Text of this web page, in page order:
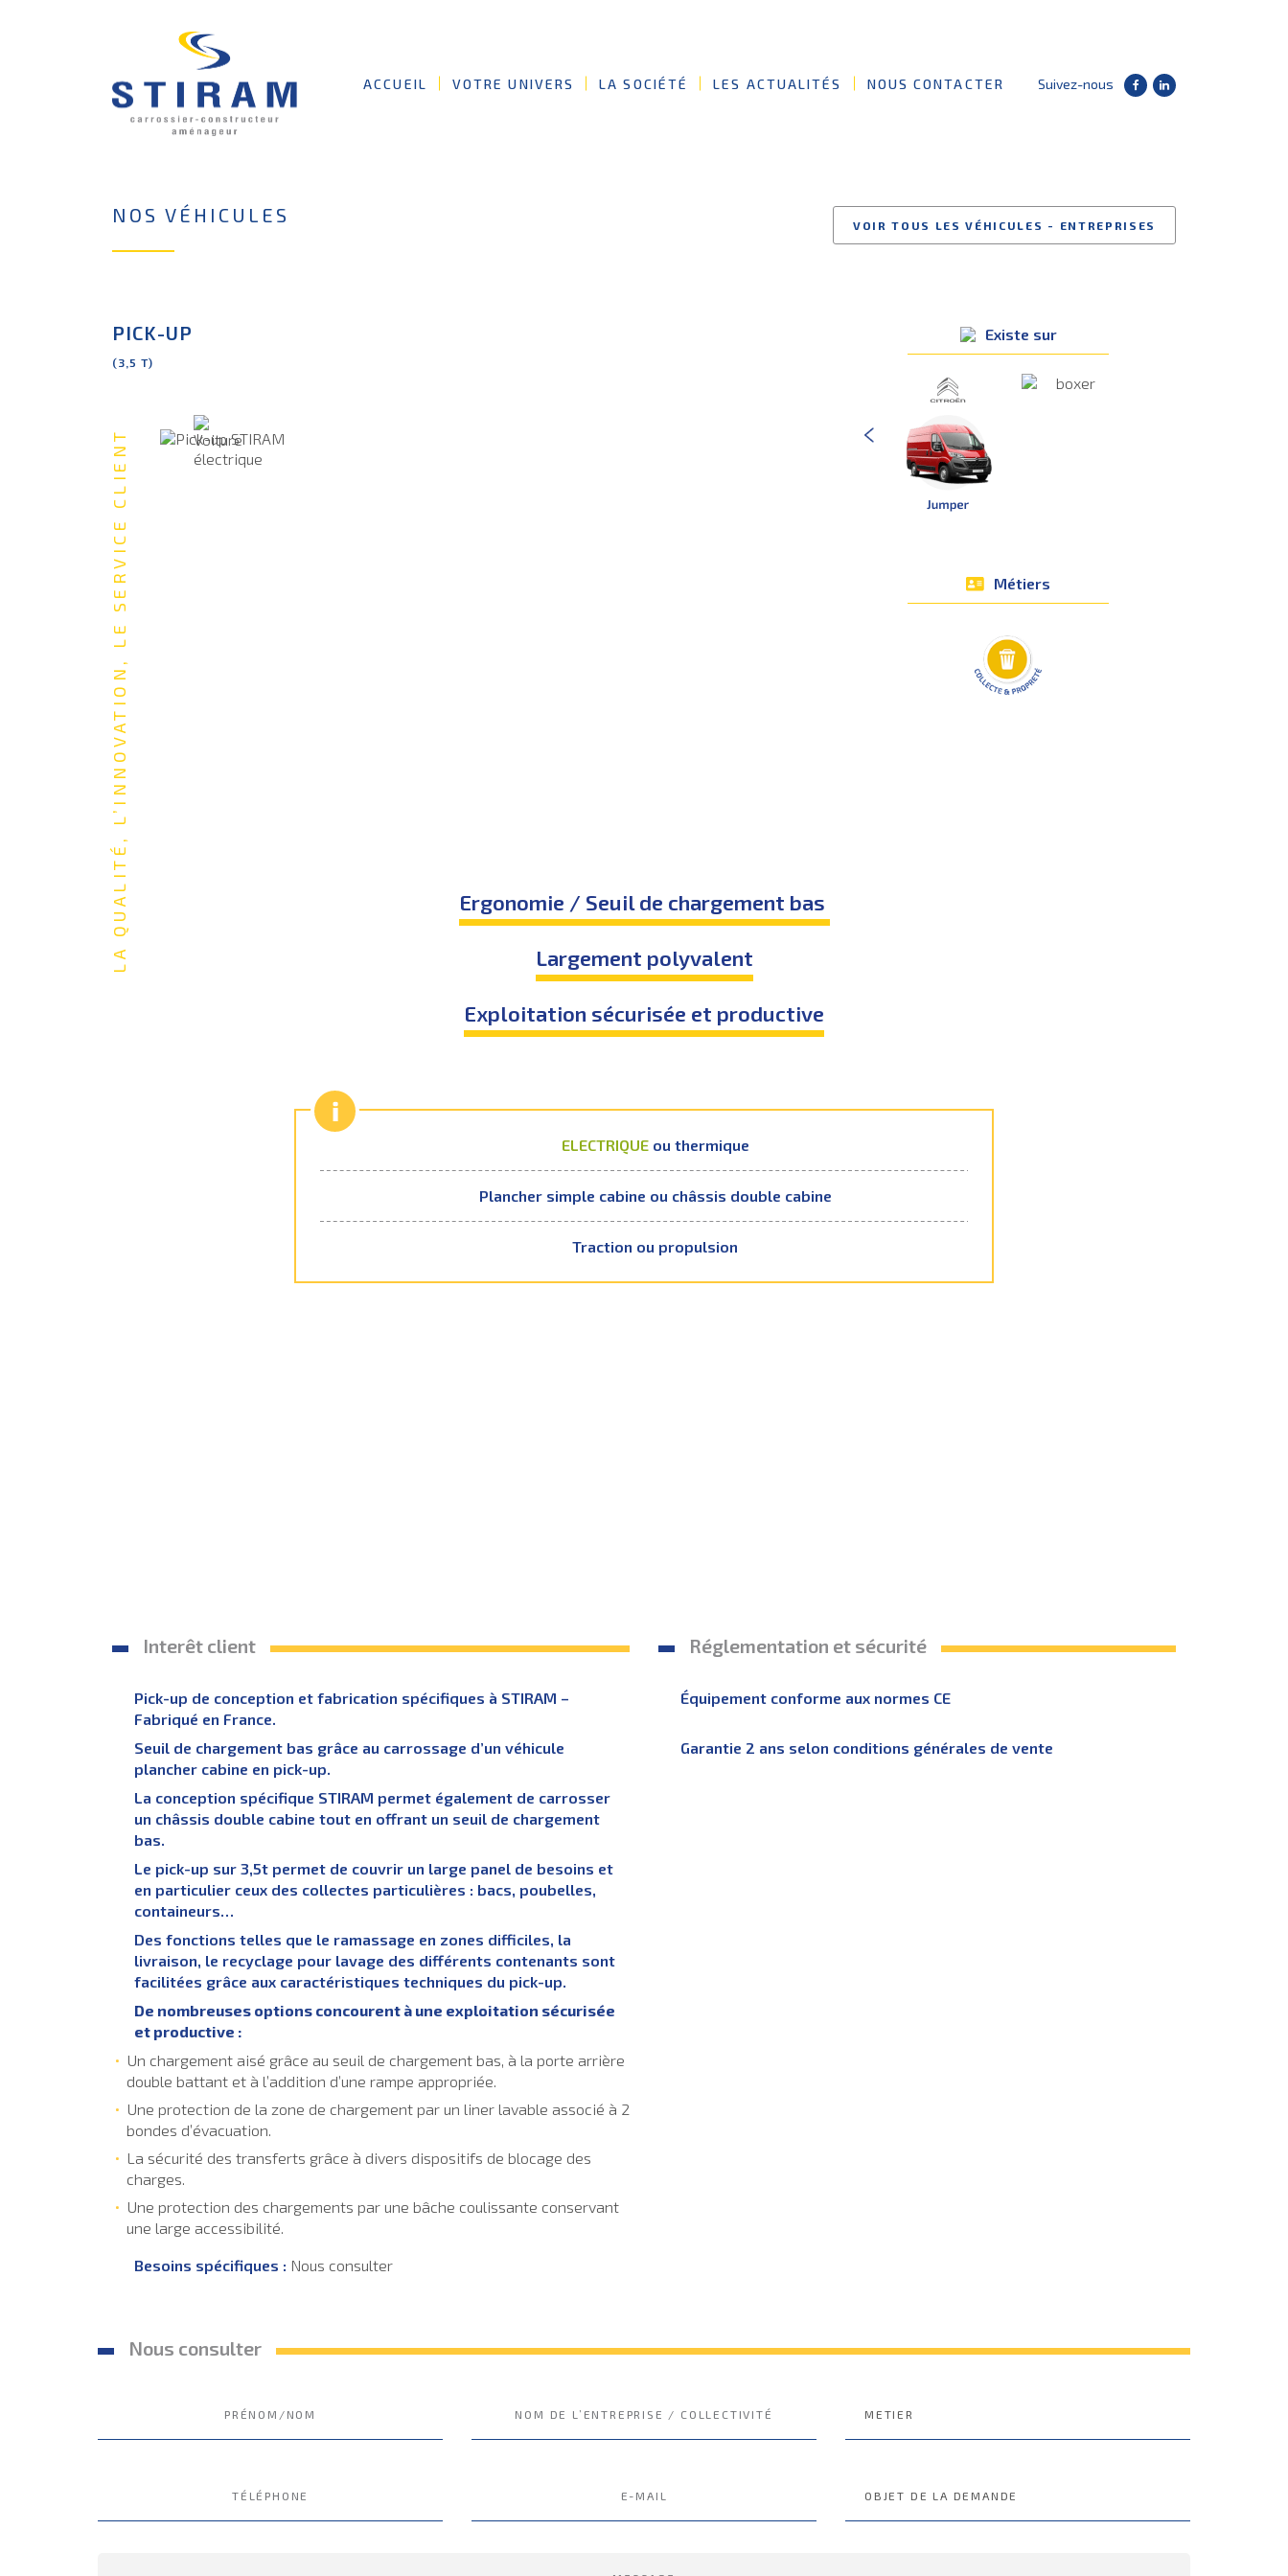
ACCUEIL VOTRE UNIVERS LA SOCIÉTÉ LES ACTUALITÉS NOUS CONTACTER Suivez-nous
NOS VÉHICULES VOIR TOUS LES VÉHICULES - ENTREPRISES
LA QUALITÉ, L’INNOVATION, LE SERVICE CLIENT
PICK-UP
(3,5 T)
Existe sur
Métiers
Ergonomie / Seuil de chargement bas
Largement polyvalent
Exploitation sécurisée et productive
ELECTRIQUEou thermique
Plancher simple cabine ou châssis double cabine
Traction ou propulsion
Interêt client
Pick-up de conception et fabrication spécifiques à STIRAM –
Fabriqué en France.
Seuil de chargement bas grâce au carrossage d’un véhicule
plancher cabine en pick-up.
La conception spécifique STIRAM permet également de carrosser
un châssis double cabine tout en offrant un seuil de chargement
bas.
Le pick-up sur 3,5t permet de couvrir un large panel de besoins et
en particulier ceux des collectes particulières : bacs, poubelles,
containeurs…
Des fonctions telles que le ramassage en zones difficiles, la
livraison, le recyclage pour lavage des différents contenants sont
facilitées grâce aux caractéristiques techniques du pick-up.
De nombreuses options concourent à une exploitation sécurisée
et productive :
Un chargement aisé grâce au seuil de chargement bas, à la porte arrière
double battant et à l’addition d’une rampe appropriée.
Une protection de la zone de chargement par un liner lavable associé à 2
bondes d’évacuation.
La sécurité des transferts grâce à divers dispositifs de blocage des
charges.
Une protection des chargements par une bâche coulissante conservant
une large accessibilité.
Besoins spécifiques : Nous consulter
Réglementation et sécurité
Équipement conforme aux normes CE
Garantie 2 ans selon conditions générales de vente
Nous consulter